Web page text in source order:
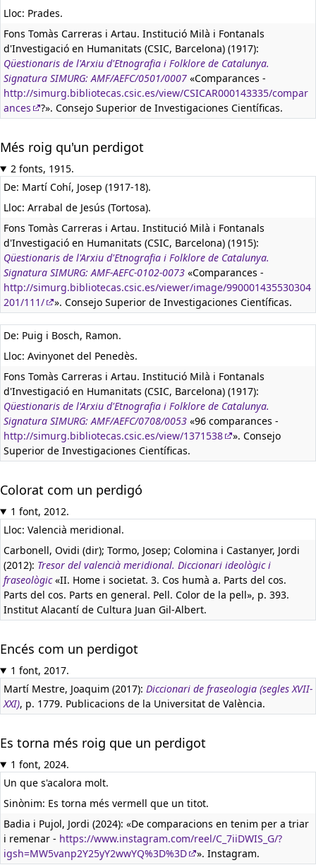
Lloc: Prades.
Fons Tomàs Carreras i Artau. Institució Milà i Fontanals
d'Investigació en Humanitats (CSIC, Barcelona) (1917):
Qüestionaris de l'Arxiu d'Etnografia i Folklore de Catalunya.
Signatura SIMURG: AMF/AEFC/0501/0007 «Comparances -
http://simurg.bibliotecas.csic.es/view/CSICAR000143335/compar
ances
?». Consejo Superior de Investigaciones Científicas.
Més roig qu'un perdigot
2 fonts, 1915.
De: Martí Cohí, Josep (1917-18).
Lloc: Arrabal de Jesús (Tortosa).
Fons Tomàs Carreras i Artau. Institució Milà i Fontanals
d'Investigació en Humanitats (CSIC, Barcelona) (1915):
Qüestionaris de l'Arxiu d'Etnografia i Folklore de Catalunya.
Signatura SIMURG: AMF-AEFC-0102-0073 «Comparances -
http://simurg.bibliotecas.csic.es/viewer/image/990001435530304
201/111/
». Consejo Superior de Investigaciones Científicas.
De: Puig i Bosch, Ramon.
Lloc: Avinyonet del Penedès.
Fons Tomàs Carreras i Artau. Institució Milà i Fontanals
d'Investigació en Humanitats (CSIC, Barcelona) (1917):
Qüestionaris de l'Arxiu d'Etnografia i Folklore de Catalunya.
Signatura SIMURG: AMF/AEFC/0708/0053 «96 comparances -
http://simurg.bibliotecas.csic.es/view/1371538
». Consejo
Superior de Investigaciones Científicas.
Colorat com un perdigó
1 font, 2012.
Lloc: Valencià meridional.
Carbonell, Ovidi (dir); Tormo, Josep; Colomina i Castanyer, Jordi
(2012): Tresor del valencià meridional. Diccionari ideològic i
fraseològic«II. Home i societat. 3. Cos humà a. Parts del cos.
Parts del cos. Parts en general. Pell. Color de la pell», p. 393.
Institut Alacantí de Cultura Juan Gil-Albert.
Encés com un perdigot
1 font, 2017.
Martí Mestre, Joaquim (2017): Diccionari de fraseologia (segles XVII-
XXI), p. 1779. Publicacions de la Universitat de València.
Es torna més roig que un perdigot
1 font, 2024.
Un que s'acalora molt.
Sinònim: Es torna més vermell que un titot.
Badia i Pujol, Jordi (2024): «De comparacions en tenim per a triar
i remenar - https://www.instagram.com/reel/C_7iiDWIS_G/?
igsh=MW5vanp2Y25yY2wwYQ%3D%3D
». Instagram.